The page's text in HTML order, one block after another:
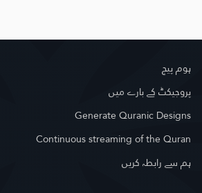
ہوم پیج
پروجیکٹ کے بارے میں
Generate Quranic Designs
Continuous streaming of the Quran
ہم سے رابطہ کریں